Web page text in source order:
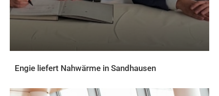
Engie liefert Nahwärme in Sandhausen